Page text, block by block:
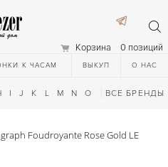
Корзина 0 позиций
К ЧАСАМ ВЫКУП О НАС
I J K L M N O Q R S T
ВСЕ БРЕНДЫ
Foudroyante Rose Gold LE